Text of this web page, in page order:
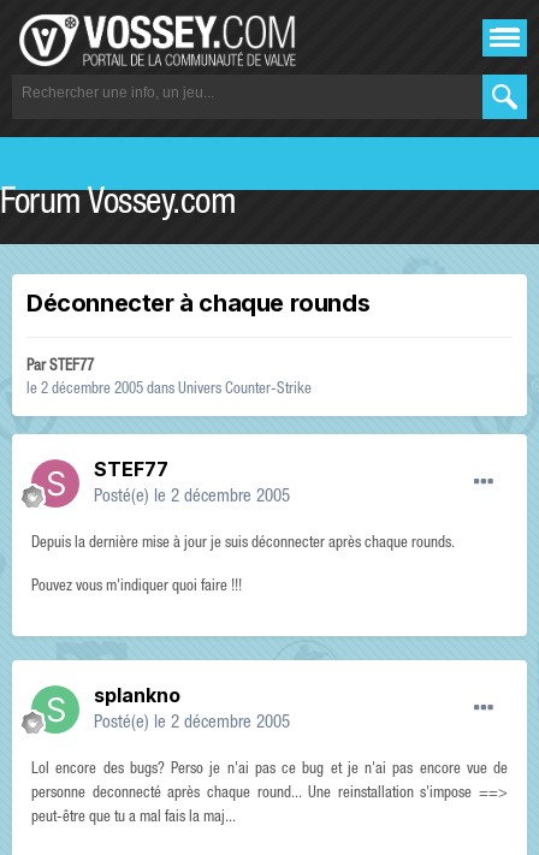
Forum Vossey.com
Déconnecter à chaque rounds
ParSTEF77
le 2 décembre 2005 dans Univers Counter-Strike
STEF77
Posté(e) le 2 décembre 2005
Depuis la dernière mise à jour je suis déconnecter après chaque rounds.
Pouvez vous m'indiquer quoi faire !!!
splankno
Posté(e) le 2 décembre 2005
Lol encore des bugs? Perso je n'ai pas ce bug et je n'ai pas encore vue de
personne deconnecté après chaque round... Une reinstallation s'impose ==>
peut-être que tu a mal fais la maj...